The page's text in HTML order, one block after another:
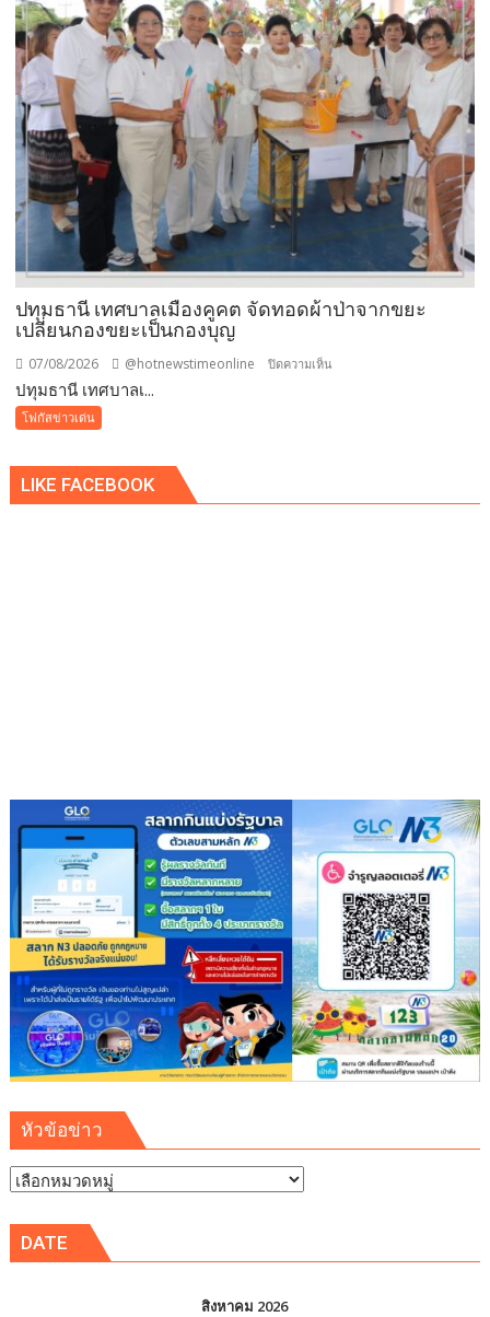
ยาง
ชนิด
ผง-
ผงขาว”
โรงงาน
ประกาศ
ปฏิเสธ
รับ
ซื้อ
ขั้น
ต่ำ
ปทุมธานี เทศบาลเมืองคูคต จัดทอดผ้าป่าจากขยะ
เปลี่ยนกองขยะเป็นกองบุญ
07/08/2026 @hotnewstimeonline ปิดความเห็น
ทอด
ปทุมธานี เทศบาลเ...
โฟกัสข่าวเด่น
LIKE FACEBOOK
หัวข้อข่าว
หัวข้อ
DATE
สิงหาคม 2026